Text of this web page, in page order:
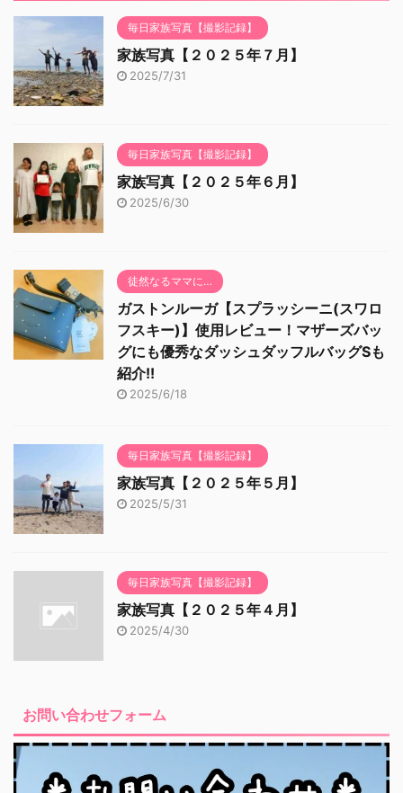
毎日家族写真【撮影記録】
家族写真【２０２５年７月】
2025/7/31
毎日家族写真【撮影記録】
家族写真【２０２５年６月】
2025/6/30
徒然なるママに…
ガストンルーガ【スプラッシーニ(スワロ
フスキー)】使用レビュー！マザーズバッ
グにも優秀なダッシュダッフルバッグSも
紹介!!
2025/6/18
毎日家族写真【撮影記録】
家族写真【２０２５年５月】
2025/5/31
毎日家族写真【撮影記録】
家族写真【２０２５年４月】
2025/4/30
お問い合わせフォーム